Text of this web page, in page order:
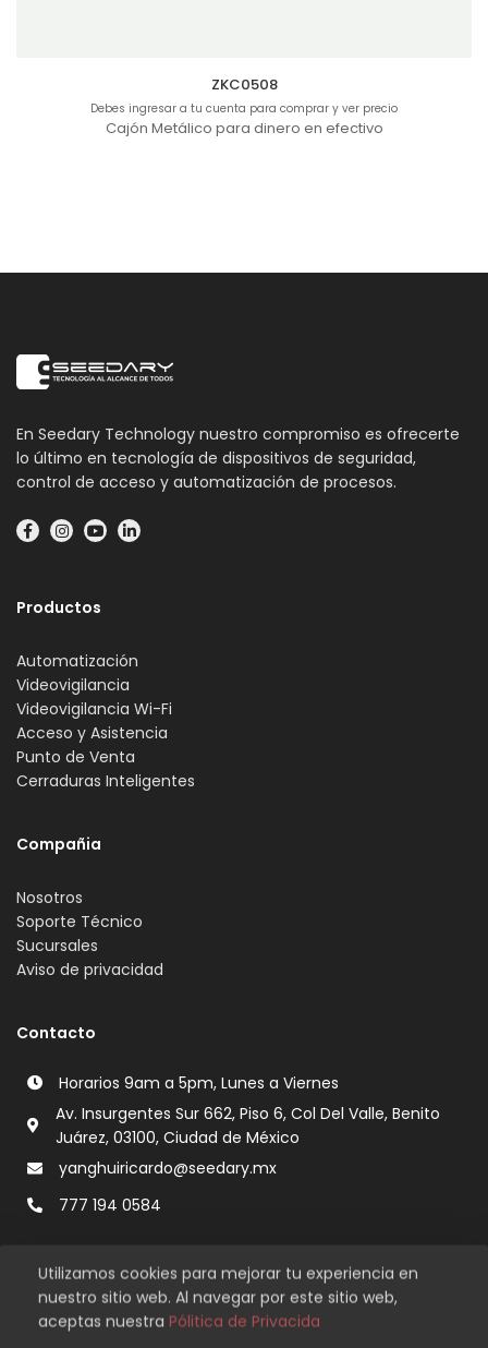
ZKC0508
Debes ingresar a tu cuenta para comprar y ver precio
Cajón Metálico para dinero en efectivo
En Seedary Technology nuestro compromiso es ofrecerte
lo último en tecnología de dispositivos de seguridad,
control de acceso y automatización de procesos.
Productos
Automatización
Videovigilancia
Videovigilancia Wi-Fi
Acceso y Asistencia
Punto de Venta
Cerraduras Inteligentes
Compañia
Nosotros
Soporte Técnico
Sucursales
Aviso de privacidad
Contacto
Horarios 9am a 5pm, Lunes a Viernes
Av. Insurgentes Sur 662, Piso 6, Col Del Valle, Benito
Juárez, 03100, Ciudad de México
yanghuiricardo@seedary.mx
777 194 0584
Copyright © 2026 Seedary. Todos los derechos reservados.
Utilizamos cookies para mejorar tu experiencia en
nuestro sitio web. Al navegar por este sitio web,
aceptas nuestra Pólitica de Privacida